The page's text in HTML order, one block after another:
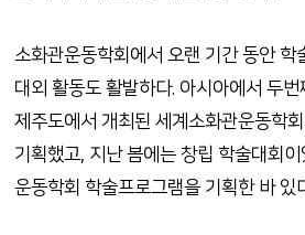
소화관운동학회에서 오랜 기간 동안 학
대외 활동도 활발하다. 아시아에서 두
제주도에서 개최된 세계소화관운동학
기획했고, 지난 봄에는 창립 학술대회이
운동학회 학술프로그램을 기획한 바 있